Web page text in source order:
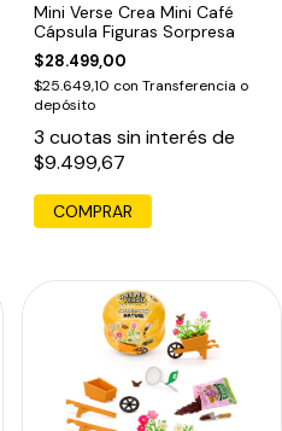
Mini Verse Crea Mini Café
Cápsula Figuras Sorpresa
$28.499,00
$25.649,10 con Transferencia o
depósito
3 cuotas sin interés de
$9.499,67